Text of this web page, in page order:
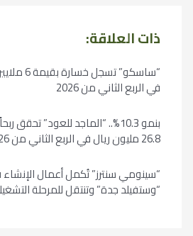
ذات العلاقة:
“ساسكو” تسجل
في الربع الثاني من 2026
بنمو 10.3%.. “الماجد للعود” تحقق
26.8 مليون ريال في الربع الثاني من 2026
“سينومي سنترز” تُكمل أعمال
“وستفيلد جدة” وتنتقل للمرحلة